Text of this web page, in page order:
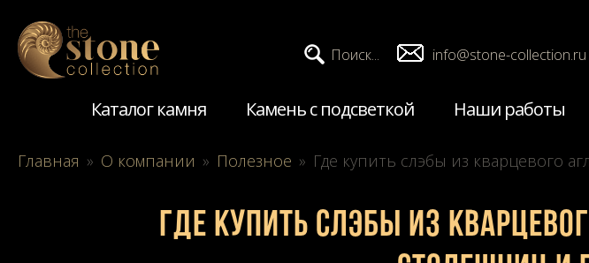
Поиск... info@stone-collection.ru
Каталог камня Камень с подсветкой Наши работы
Главная » О компании » Полезное » Где купить слэбы из кварцевого
Где купить слэбы из